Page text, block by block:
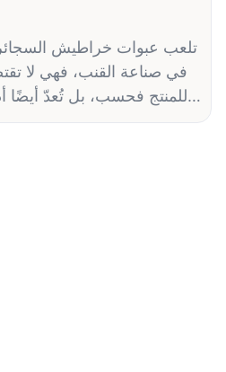
تلعب عبوات خراطيش السجائر
في صناعة القنب، فهي لا
للمنتج فحسب، بل تُعدّ أيضًا
لتصميم العبوة وموادها